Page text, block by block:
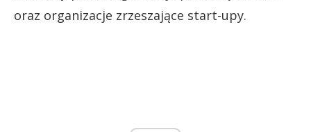
oraz organizacje zrzeszające start-upy.